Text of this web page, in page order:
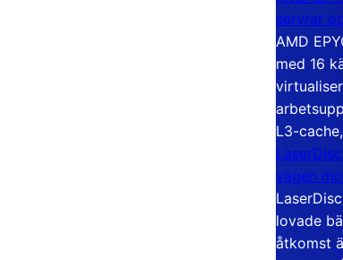
servrar
AMD
med 16
L3-
vägen
lovade
åtkomst